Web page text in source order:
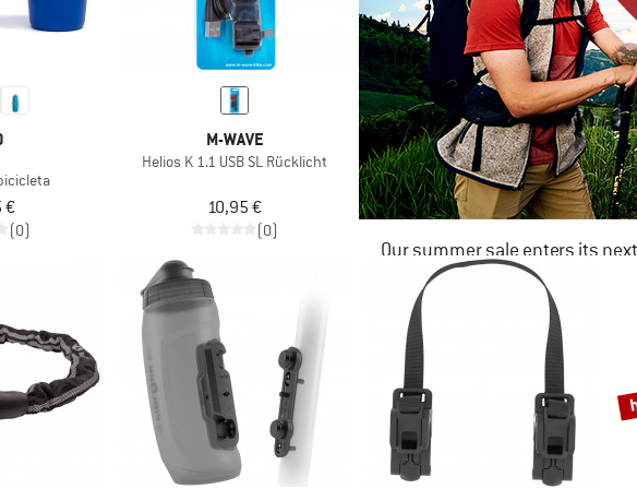
€
(0)
M-WAVE
Helios K 1.1 USB SL Rücklicht
10,95 €
(0)
Our summer sale enters its
NOW UP TO